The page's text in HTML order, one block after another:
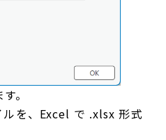
。
を、Excel で .xlsx 形式